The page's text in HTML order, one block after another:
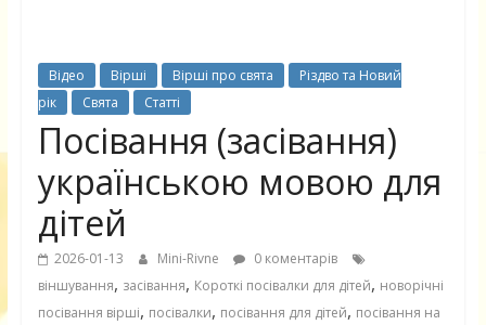
Відео Вірші Вірші про свята
Різдво та Новий
рік
Свята Статті
Посівання (засівання)
українською мовою для
дітей
2026-01-13 Mini-Rivne
0 коментарів
віншування, засівання, Короткі посівалки для дітей, новорічні
посівання вірші, посівалки, посівання для дітей, посівання на